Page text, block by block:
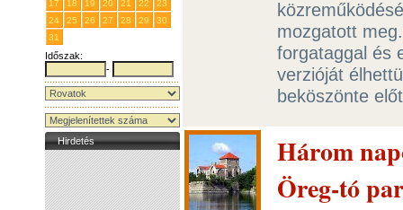
17
18 19 20 21 22
23
24
25 26 27 28 29
30
31
Időszak:
-
Hirdetés
mozgatott
forgataggal és
verzióját
beköszönte
Három
Öreg-tó